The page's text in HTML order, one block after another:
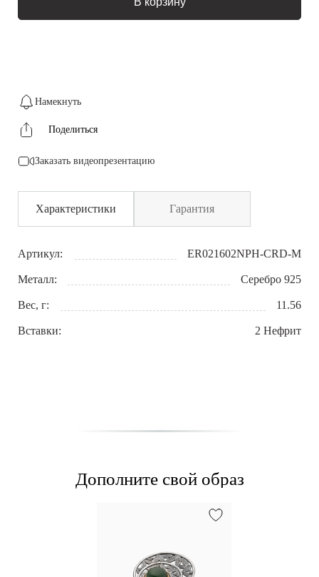
Намекнуть
Поделиться
Заказать видеопрезентацию
Характеристики Гарантия
Артикул: ER021602NPH-CRD-M
Металл: Серебро 925
Вес, г: 11.56
Вставки: 2 Нефрит
Дополните свой образ